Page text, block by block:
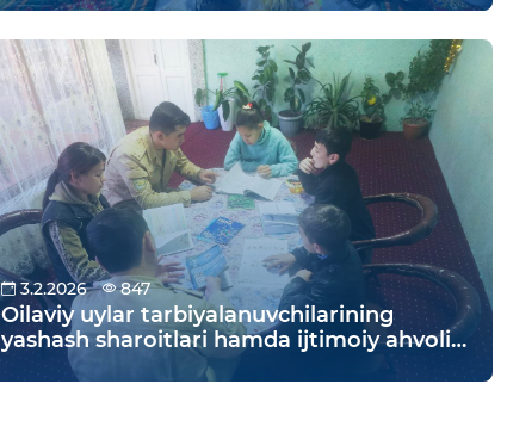
Oilaviy bolalar uyi farzandlari Parkent
tumani “Qizil tog‘” so‘lim manzilgohiga
maroqli dam olish maqsadida sayohat
uyushtirildi.
3.2.2026 847
Oilaviy uylar tarbiyalanuvchilarining
yashash sharoitlari hamda ijtimoiy ahvoli
o‘rganildi.